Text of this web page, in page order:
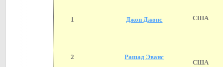
1 Джон Джонс США
2 Рашад Эванс
США